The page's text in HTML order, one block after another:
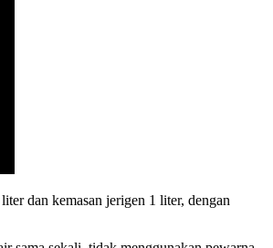
dan kemasan jerigen 1 liter, dengan